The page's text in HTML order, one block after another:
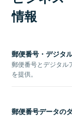
情報
郵便番号・デジタ
郵便番号とデジタル
を提供。
郵便番号データの